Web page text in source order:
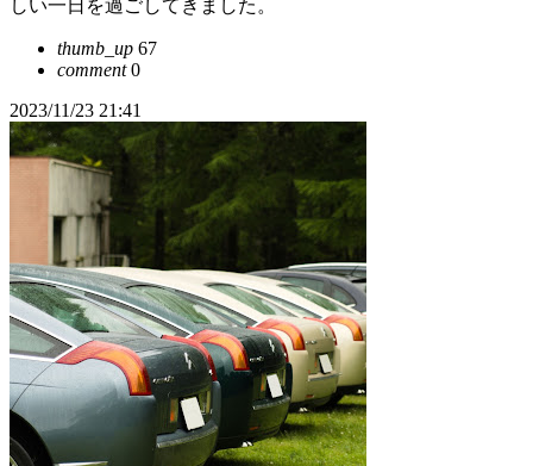
しい一日を過ごしてきました。
thumb_up 67
comment0
2023/11/23 21:41